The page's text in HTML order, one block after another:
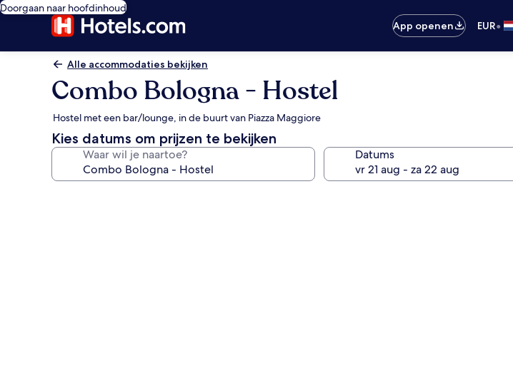
Doorgaan naar hoofdinhoud
App openen
EUR•
Alle accommodaties bekijken
Combo Bologna - Hostel
Hostel met een bar/lounge, in de buurt van Piazza Maggiore
Kies datums om prijzen te bekijken
Waar wil je naartoe? Datums